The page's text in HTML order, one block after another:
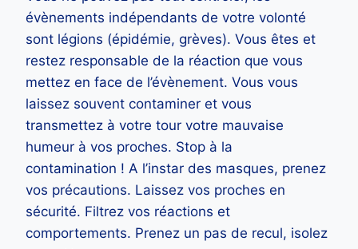
évènements indépendants de votre volonté
sont légions (épidémie, grèves). Vous êtes et
restez responsable de la réaction que vous
mettez en face de l’évènement. Vous vous
laissez souvent contaminer et vous
transmettez à votre tour votre mauvaise
humeur à vos proches. Stop à la
contamination ! A l’instar des masques, prenez
vos précautions. Laissez vos proches en
sécurité. Filtrez vos réactions et
comportements. Prenez un pas de recul, isolez